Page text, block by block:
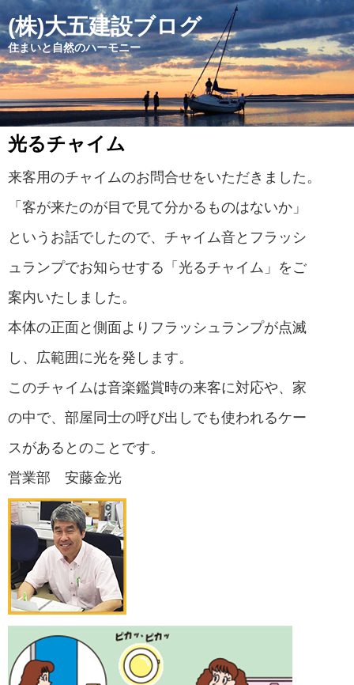
(株)大五建設ブログ
住まいと自然のハーモニー
光るチャイム
来客用のチャイムのお問合せをいただきました。
「客が来たのが目で見て分かるものはないか」
というお話でしたので、 チャイム音とフラッシ
ュランプでお知らせする「光るチャイム」をご
案内いたしました。
本体の正面と側面よりフラッシュランプが点滅
し、 広範囲に光を発します。
このチャイムは音楽鑑賞時の来客に対応や、家
の中で、 部屋同士の呼び出しでも使われるケー
スがある とのことです。
営業部 安藤金光